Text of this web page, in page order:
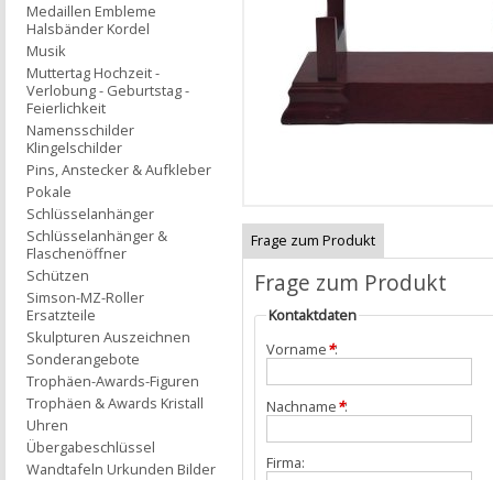
Frage zum Produkt
Frage zum Produkt
Kontaktdaten
Vorname*:
Nachname*:
Firma:
Medaillen Embleme
Halsbänder Kordel
Musik
Muttertag Hochzeit -
Verlobung - Geburtstag -
Feierlichkeit
Namensschilder
Klingelschilder
Pins, Anstecker & Aufkleber
Pokale
Schlüsselanhänger
Schlüsselanhänger &
Flaschenöffner
Schützen
Simson-MZ-Roller
Ersatzteile
Skulpturen Auszeichnen
Sonderangebote
Trophäen-Awards-Figuren
Trophäen & Awards Kristall
Uhren
Übergabeschlüssel
Wandtafeln Urkunden Bilder